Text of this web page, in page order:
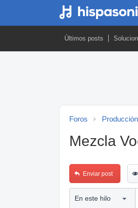
Últimos posts
Foros
Mezcla
Enviar post